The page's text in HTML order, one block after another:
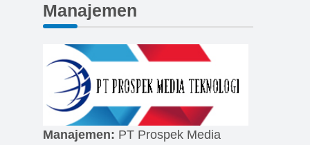
Manajemen
Manajemen: PT Prospek Media